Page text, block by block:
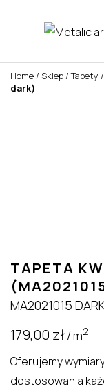
Home / Sklep /Tapety /
dark)
TAPETA
MA2021015
179,00 zł/ m2
Oferujemy
dostosowania